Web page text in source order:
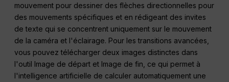
mouvement pour dessiner des flèches directionnelles pour
des mouvements spécifiques et en rédigeant des invites
de texte qui se concentrent uniquement sur le mouvement
de la caméra et l'éclairage. Pour les transitions avancées,
vous pouvez télécharger deux images distinctes dans
l'outil Image de départ et Image de fin, ce qui permet à
l'intelligence artificielle de calculer automatiquement une